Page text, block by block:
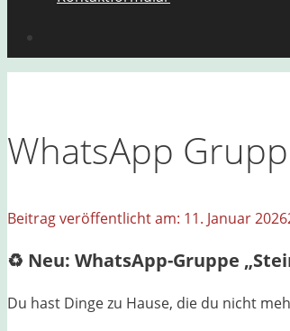
WhatsApp
11. Januar 2026
♻️ Neu: WhatsApp-Gruppe
Du hast Dinge zu Hause, die du nicht